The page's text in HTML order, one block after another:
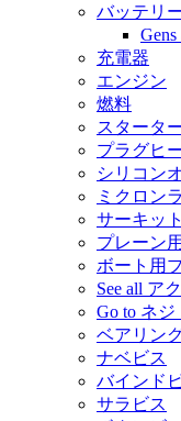
バッテリ
充電器
エンジン
燃料
スタータ
プラグヒ
シリコン
ミクロン
サーキッ
プレーン
ボート用
See all ア
Go to ネジ
ベアリン
ナベビス
バインド
サラビス